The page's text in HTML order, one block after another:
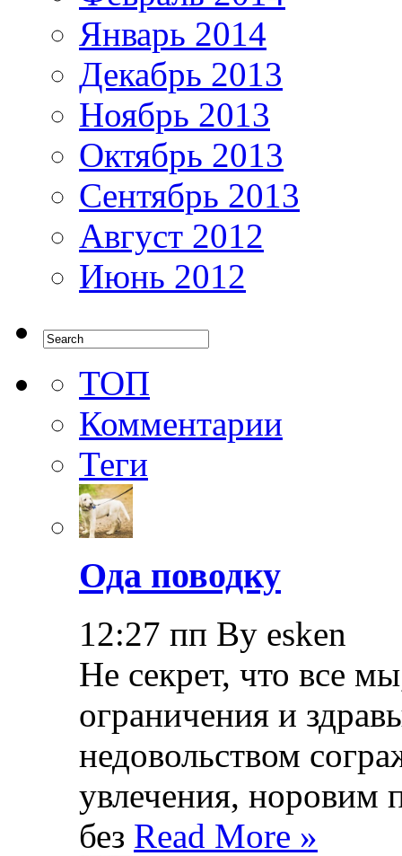
Январь 2014
Декабрь 2013
Ноябрь 2013
Октябрь 2013
Сентябрь 2013
Август 2012
Июнь 2012
ТОП
Комментарии
Теги
Ода поводку
12:27 пп By esken
Не секрет, что все
ограничения и
недовольством
увлечения, норовим
без Read More »